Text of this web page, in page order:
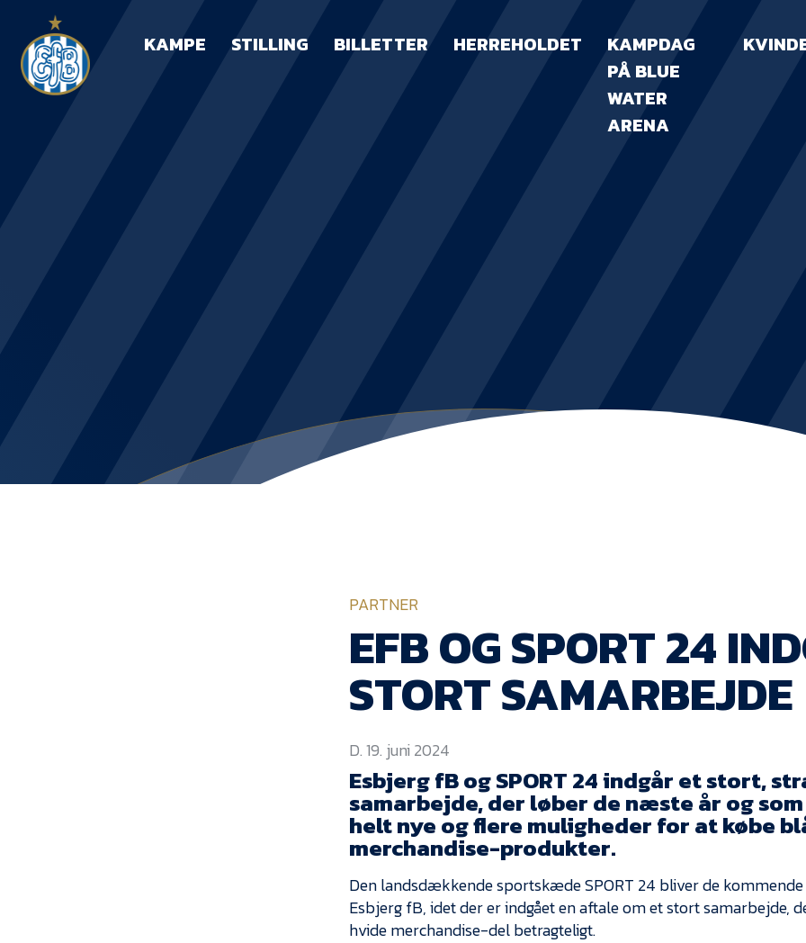
KAMPE STILLING BILLETTER HERREHOLDET
KAMPDAG
PÅ BLUE
WATER
ARENA
PARTNER
EFB OG SPORT 24
STORT SAMARBEJDE
D. 19. juni 2024
Esbjerg fB og SPORT 24 indgår et stort,
samarbejde, der løber de næste år og
helt nye og flere muligheder for at købe
merchandise-produkter.
Den landsdækkende sportskæde SPORT 24 bliver de
Esbjerg fB, idet der er indgået en aftale om et stort samarbejde,
hvide merchandise-del betragteligt.